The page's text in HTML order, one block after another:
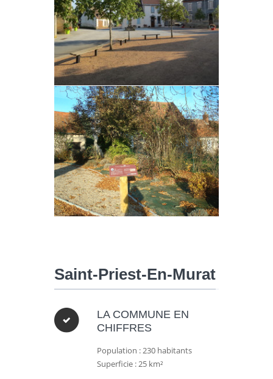
Saint-Priest-En-Murat
LA COMMUNE EN
CHIFFRES
Population : 230 habitants
Superficie : 25 km²